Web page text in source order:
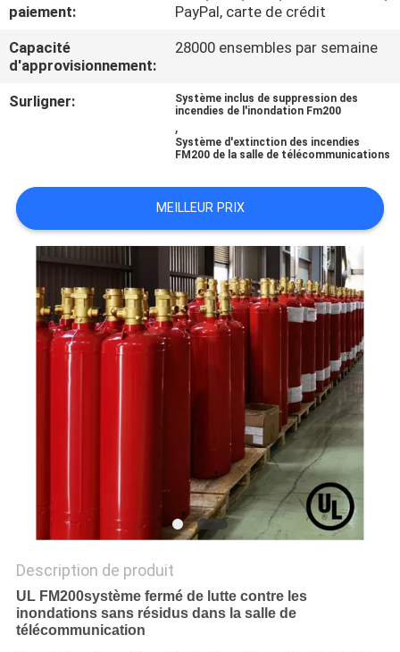
TÉLÉCHARGER
UNE
PLAN
DU
SITE
PRIVACY
POLICY
paiement:
PayPal, carte de crédit
Capacité
d'approvisionnement:
28000 ensembles par semaine
Surligner:
Système inclus de suppression des
incendies de l'inondation Fm200
,
Système d'extinction des incendies
FM200 de la salle de télécommunications
MEILLEUR PRIX
Description de produit
UL FM200système fermé de lutte contre les
inondations sans résidus dans la salle de
télécommunication